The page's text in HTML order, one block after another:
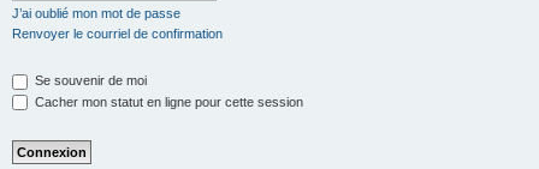
J’ai oublié mon mot de passe
Renvoyer le courriel de confirmation
Se souvenir de moi
Cacher mon statut en ligne pour cette session